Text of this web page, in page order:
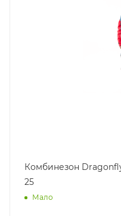
Комбинезон
25
Мало